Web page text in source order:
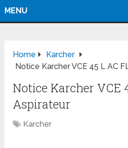
MENU
Home
Karcher
Notice Karcher VCE 45 L AC
Notice Karcher VCE
Aspirateur
Karcher